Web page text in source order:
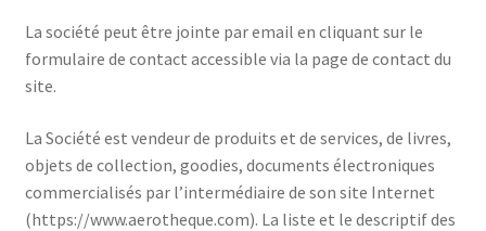
La société peut être jointe par email en cliquant sur le
formulaire de contact accessible via la page de contact du
site.
La Société est vendeur de produits et de services, de livres,
objets de collection, goodies, documents électroniques
commercialisés par l’intermédiaire de son site Internet
(https://www.aerotheque.com). La liste et le descriptif des